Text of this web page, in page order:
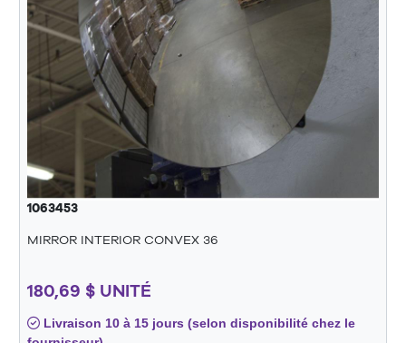
1063453
MIRROR INTERIOR CONVEX 36
180,69 $ UNITÉ
Livraison 10 à 15 jours (selon disponibilité chez le